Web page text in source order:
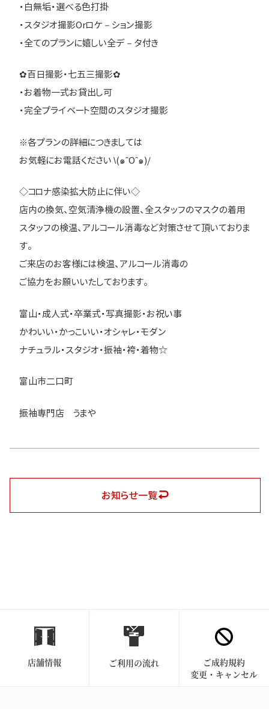
・白無垢・選べる色打掛
・スタジオ撮影Orロケ－ション撮影
・全てのプランに嬉しい全デ－タ付き
✿百日撮影・七五三撮影✿
・お着物一式お貸出し可
・完全プライベート空間のスタジオ撮影
※各プランの詳細につきましては
お気軽にお電話ください \(๑ˆOˆ๑)/
◇コロナ感染拡大防止に伴い◇
店内の換気、空気清浄機の設置、全スタッフのマスクの着用
スタッフの検温、アルコール消毒など対策させて頂いておりま
す。
ご来店のお客様には検温、アルコール消毒の
ご協力をお願いいたしております。
富山・成人式・卒業式・写真撮影・お祝い事
かわいい・かっこいい・オシャレ・モダン
ナチュラル・スタジオ・振袖・袴・着物☆
富山市二口町
振袖専門店 うまや
お知らせ一覧
店舗情報 ご利用の流れ
ご成約規約
変更・キャンセル